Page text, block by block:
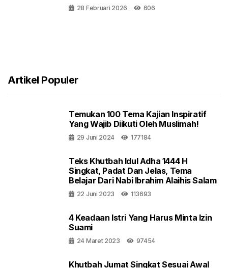
28 Februari 2026 606
Artikel Populer
Temukan 100 Tema Kajian Inspiratif
Yang Wajib Diikuti Oleh Muslimah!
29 Juni 2024 177184
Teks Khutbah Idul Adha 1444 H
Singkat, Padat Dan Jelas, Tema
Belajar Dari Nabi Ibrahim Alaihis Salam
22 Juni 2023 113693
4 Keadaan Istri Yang Harus Minta Izin
Suami
24 Maret 2023 97454
Khutbah Jumat Singkat Sesuai Awal